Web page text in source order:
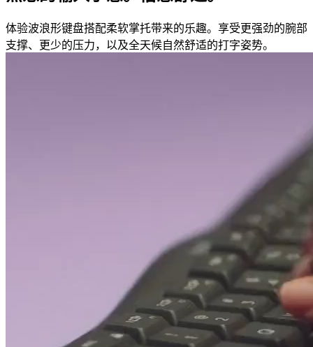
体验波浪形键盘搭配柔软掌托带来的乐趣。享受更强劲的腕部
支撑、更少的压力，以及全天候自然舒适的打字姿势。